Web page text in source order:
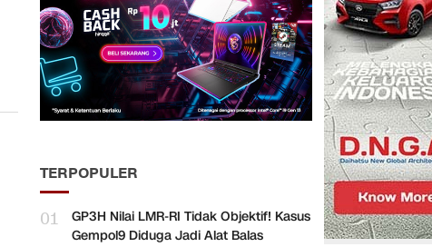
TERPOPULER
01
GP3H Nilai LMR-RI Tidak Objektif! Kasus
Gempol9 Diduga Jadi Alat Balas